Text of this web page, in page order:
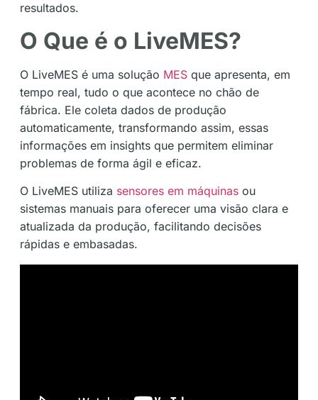
resultados.
O Que é o LiveMES?
O LiveMES é uma solução MES que apresenta, em
tempo real, tudo o que acontece no chão de
fábrica. Ele coleta dados de produção
automaticamente, transformando assim, essas
informações em insights que permitem eliminar
problemas de forma ágil e eficaz.
O LiveMES utiliza sensores em máquinas ou
sistemas manuais para oferecer uma visão clara e
atualizada da produção, facilitando decisões
rápidas e embasadas.